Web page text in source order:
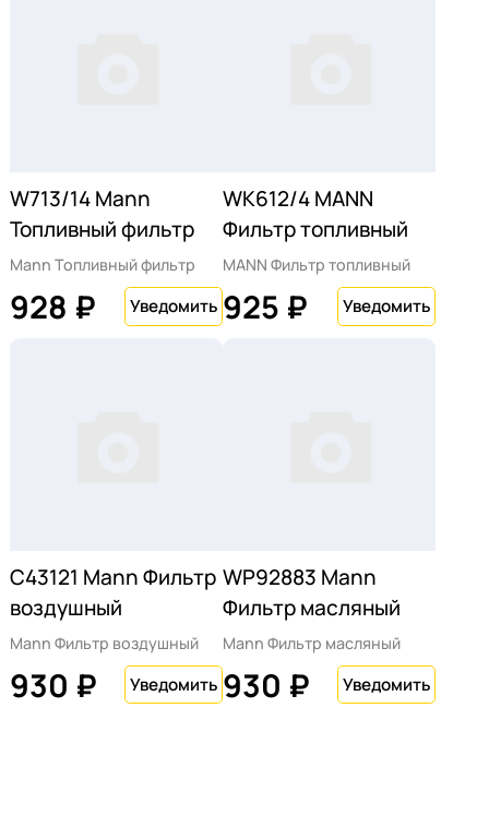
W713/14 Mann
Топливный фильтр
Mann Топливный фильтр
928 ₽
WK612/4 MANN
Фильтр топливный
MANN Фильтр топливный
925 ₽
C43121 Mann Фильтр
воздушный
Mann Фильтр воздушный
930 ₽
WP92883 Mann
Фильтр масляный
Mann Фильтр масляный
930 ₽